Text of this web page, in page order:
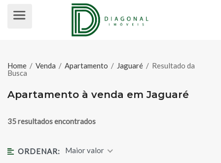
Home / Venda / Apartamento / Jaguaré / Resultado da
Busca
Apartamento à venda em Jaguaré
35 resultados encontrados
ORDENAR: Maior valor